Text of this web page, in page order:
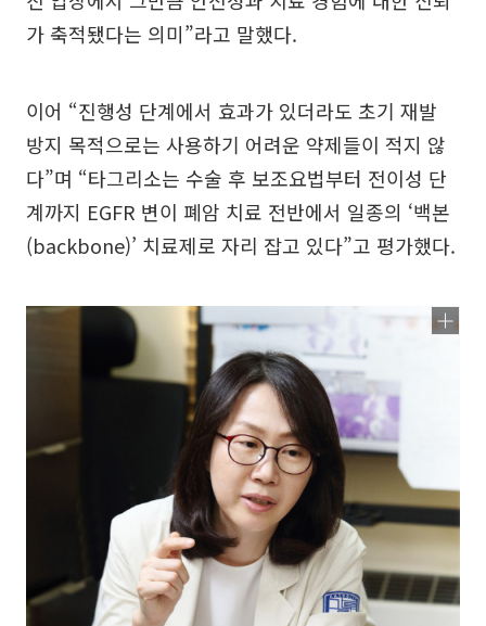
가 축적됐다는 의미”라고 말했다.
이어 “진행성 단계에서 효과가 있더라도 초기 재발
방지 목적으로는 사용하기 어려운 약제들이 적지 않
다”며 “타그리소는 수술 후 보조요법부터 전이성 단
계까지 EGFR 변이 폐암 치료 전반에서 일종의 ‘백본
(backbone)’ 치료제로 자리 잡고 있다”고 평가했다.